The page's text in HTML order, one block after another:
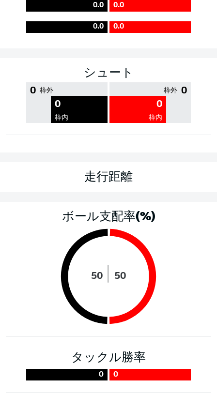
0.0 0.0
0.0 0.0
シュート
0 枠外
0
枠内
0
枠外
0
枠内
走行距離
ボール支配率(%)
50 50
タックル勝率
0 0